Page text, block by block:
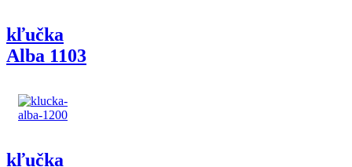
kľučka
Alba 1103
kľučka